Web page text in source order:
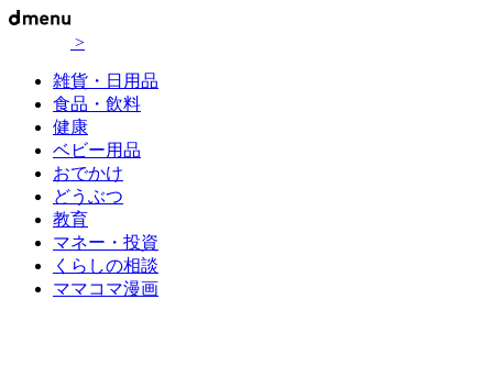
>
雑貨・日用品
食品・飲料
健康
ベビー用品
おでかけ
どうぶつ
教育
マネー・投資
くらしの相談
ママコマ漫画